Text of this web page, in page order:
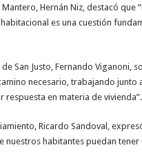
Hernán Niz, destacó que
es una cuestión
San Justo, Fernando Viganoni,
necesario, trabajando junto
en materia de vivienda”.
Ricardo Sandoval,
nuestros habitantes puedan